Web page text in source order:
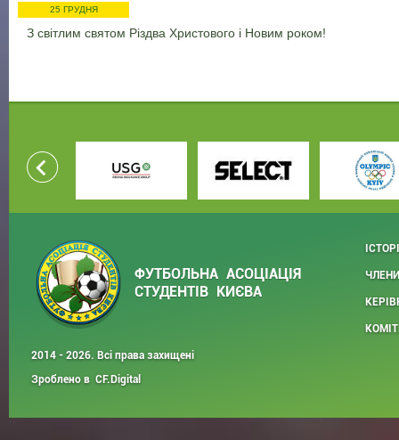
25 ГРУДНЯ
З світлим святом Різдва Христового і Новим роком!
ФУТБОЛЬНА АСОЦІАЦІЯ
СТУДЕНТІВ КИЄВА
2014 - 2026. Всі права захищені
Зроблено в CF.Digital